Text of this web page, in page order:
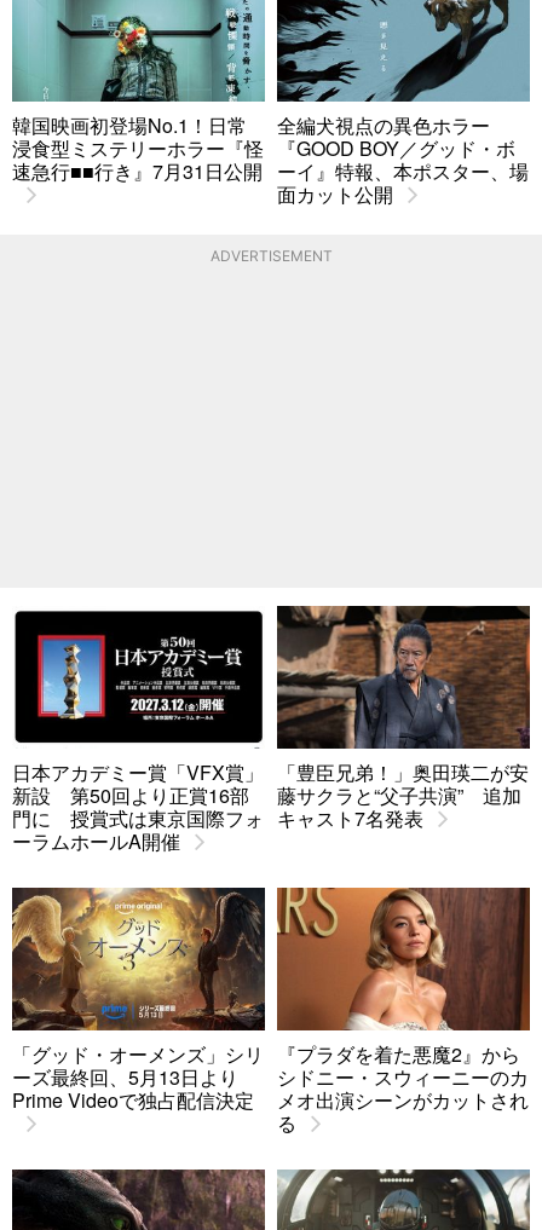
韓国映画初登場No.1！日常
浸食型ミステリーホラー『怪
速急行■■行き』7月31日公開
全編犬視点の異色ホラー
『GOOD BOY／グッド・ボ
ーイ』特報、本ポスター、場
面カット公開
ADVERTISEMENT
日本アカデミー賞「VFX賞」
新設 第50回より正賞16部
門に 授賞式は東京国際フォ
ーラムホールA開催
「豊臣兄弟！」奥田瑛二が安
藤サクラと“父子共演” 追加
キャスト7名発表
「グッド・オーメンズ」シリ
ーズ最終回、5月13日より
Prime Videoで独占配信決定
『プラダを着た悪魔2』から
シドニー・スウィーニーのカ
メオ出演シーンがカットされ
る